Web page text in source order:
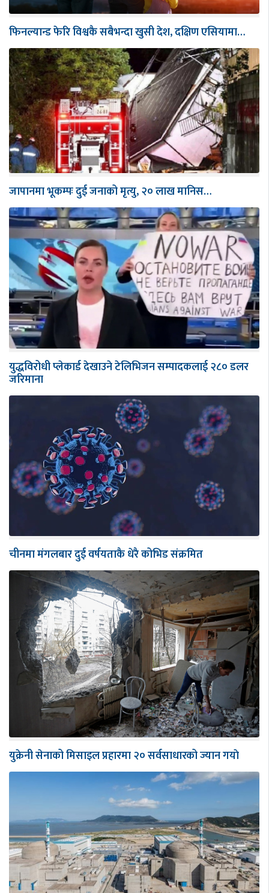
फिनल्यान्ड फेरि विश्वकै सबैभन्दा खुसी देश, दक्षिण एसियामा…
जापानमा भूकम्पः दुई जनाको मृत्यु, २० लाख मानिस…
युद्धविरोधी प्लेकार्ड देखाउने टेलिभिजन सम्पादकलाई २८० डलर
जरिमाना
चीनमा मंगलबार दुई वर्षयताकै धेरै कोभिड संक्रमित
युक्रेनी सेनाको मिसाइल प्रहारमा २० सर्वसाधारको ज्यान गयाे